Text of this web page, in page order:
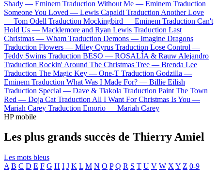
Shady — Eminem Traduction Without Me — Eminem Traduction
Someone You Loved — Lewis Capaldi Traduction Another Love
— Tom Odell Traduction Mockingbird — Eminem Traduction Can't
Hold Us — Macklemore and Ryan Lewis Traduction Last
Christmas — Wham Traduction Demons — Imagine Dragons
Traduction Flowers — Miley Cyrus Traduction Lose Control —
Teddy Swims Traduction BESO — ROSALÍA & Rauw Alejandro
Traduction Rockin' Around The Christmas Tree — Brenda Lee
Traduction The Magic Key — One-T Traduction Godzilla —
Eminem Traduction What Was I Made For? — Billie Eilish
Traduction Special — Dave & Tiakola Traduction Paint The Town
Red — Doja Cat Traduction All I Want For Christmas Is You —
Mariah Carey Traduction Emorio — Mariah Carey
HP mobile
Les plus grands succès de Thierry Amiel
Les mots bleus
A B C D E F G H I J K L M N O P Q R S T U V W X Y Z 0-9